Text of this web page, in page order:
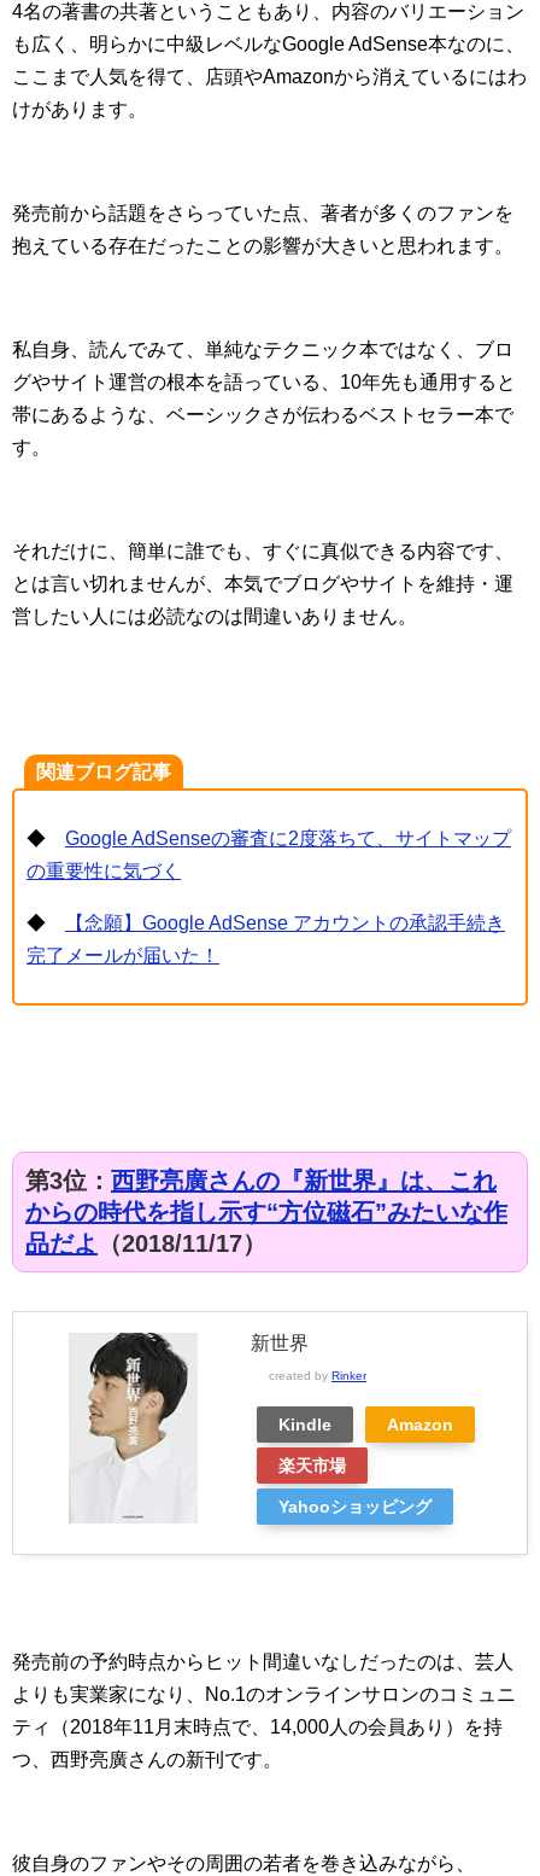
4名の著書の共著ということもあり、内容のバリエーション
も広く、明らかに中級レベルなGoogle AdSense本なのに、
ここまで人気を得て、店頭やAmazonから消えているにはわ
けがあります。
発売前から話題をさらっていた点、著者が多くのファンを
抱えている存在だったことの影響が大きいと思われます。
私自身、読んでみて、単純なテクニック本ではなく、ブロ
グやサイト運営の根本を語っている、10年先も通用すると
帯にあるような、ベーシックさが伝わるベストセラー本で
す。
それだけに、簡単に誰でも、すぐに真似できる内容です、
とは言い切れませんが、本気でブログやサイトを維持・運
営したい人には必読なのは間違いありません。
関連ブログ記事
◆ Google AdSenseの審査に2度落ちて、サイトマップ
の重要性に気づく
◆
【念願】Google AdSense アカウントの承認手続き
完了メールが届いた！
第3位： 西野亮廣さんの『新世界』は、これ
からの時代を指し示す“方位磁石”みたいな作
品だよ
（2018/11/17）
新世界
created by Rinker
Kindle Amazon
楽天市場
Yahooショッピング
発売前の予約時点からヒット間違いなしだったのは、芸人
よりも実業家になり、No.1のオンラインサロンのコミュニ
ティ（2018年11月末時点で、14,000人の会員あり）を持
つ、西野亮廣さんの新刊です。
彼自身のファンやその周囲の若者を巻き込みながら、